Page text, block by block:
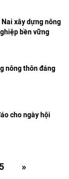
xây dựng nông
bền vững
nông thôn đáng
cho ngày hội
5 »